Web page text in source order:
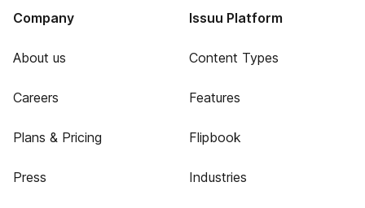
Company
About us
Careers
Plans & Pricing
Press
Issuu Platform
Content Types
Features
Flipbook
Industries